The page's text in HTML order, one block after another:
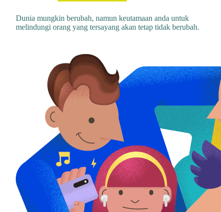
Dunia mungkin berubah, namun keutamaan anda untuk
melindungi orang yang tersayang akan tetap tidak berubah.